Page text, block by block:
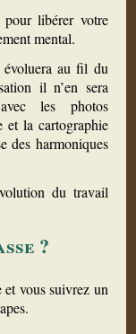
libérer votre
mental.
au fil du
il n’en sera
les photos
et la cartographie
des harmoniques
du travail
?
et vous suivrez un